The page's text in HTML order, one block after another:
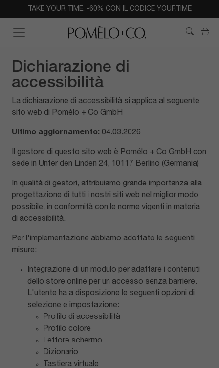
TAKE YOUR TIME. -60% CON IL CODICE YOURTIME
Dichiarazione di
accessibilità
La dichiarazione di accessibilità si applica al seguente
sito web di Pomélo + Co GmbH
Ultimo aggiornamento: 04.03.2026
Il gestore di questo sito web è Pomélo + Co GmbH con
sede in Unter den Linden 24, 10117 Berlino (Germania)
In qualità di gestori, attribuiamo grande importanza alla
progettazione di tutti i nostri siti web nel miglior modo
possibile, in conformità con le norme vigenti in materia
di accessibilità.
Per l'implementazione abbiamo adottato le seguenti
misure:
Integrazione di un modulo per adattare i contenuti
dello store online per un accesso senza barriere.
L'utente ha a disposizione le seguenti opzioni di
selezione e impostazione:
Profilo di accessibilità
Profilo colore
Lettore schermo
Dizionario
Tastiera virtuale